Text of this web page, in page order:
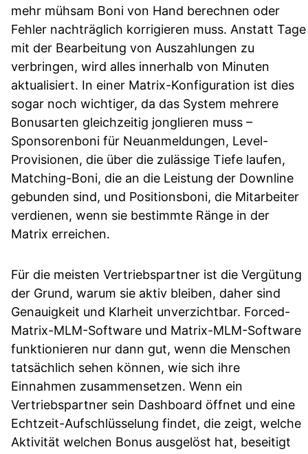
mehr mühsam Boni von Hand berechnen oder
Fehler nachträglich korrigieren muss. Anstatt Tage
mit der Bearbeitung von Auszahlungen zu
verbringen, wird alles innerhalb von Minuten
aktualisiert. In einer Matrix-Konfiguration ist dies
sogar noch wichtiger, da das System mehrere
Bonusarten gleichzeitig jonglieren muss –
Sponsorenboni für Neuanmeldungen, Level-
Provisionen, die über die zulässige Tiefe laufen,
Matching-Boni, die an die Leistung der Downline
gebunden sind, und Positionsboni, die Mitarbeiter
verdienen, wenn sie bestimmte Ränge in der
Matrix erreichen.
Für die meisten Vertriebspartner ist die Vergütung
der Grund, warum sie aktiv bleiben, daher sind
Genauigkeit und Klarheit unverzichtbar. Forced-
Matrix-MLM-Software und Matrix-MLM-Software
funktionieren nur dann gut, wenn die Menschen
tatsächlich sehen können, wie sich ihre
Einnahmen zusammensetzen. Wenn ein
Vertriebspartner sein Dashboard öffnet und eine
Echtzeit-Aufschlüsselung findet, die zeigt, welche
Aktivität welchen Bonus ausgelöst hat, beseitigt